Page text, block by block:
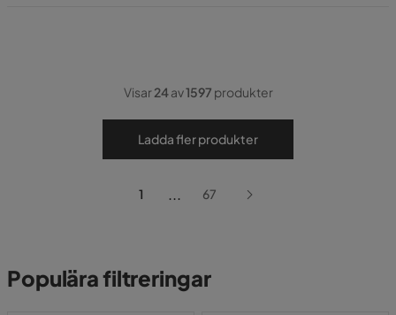
Visar24av1597 produkter
Ladda fler produkter
1 ... 67
Populära filtreringar